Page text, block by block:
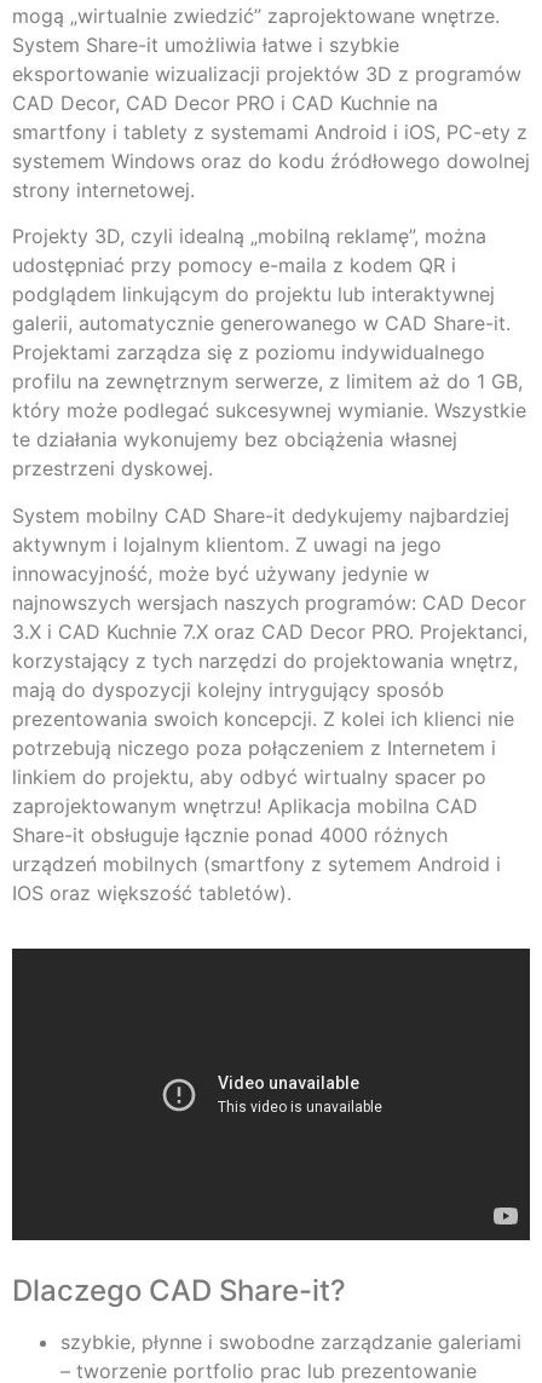
mogą „wirtualnie zwiedzić” zaprojektowane wnętrze.
System Share-it umożliwia łatwe i szybkie
eksportowanie wizualizacji projektów 3D z programów
CAD Decor, CAD Decor PRO i CAD Kuchnie na
smartfony i tablety z systemami Android i iOS, PC-ety z
systemem Windows oraz do kodu źródłowego dowolnej
strony internetowej.
Projekty 3D, czyli idealną „mobilną reklamę”, można
udostępniać przy pomocy e-maila z kodem QR i
podglądem linkującym do projektu lub interaktywnej
galerii, automatycznie generowanego w CAD Share-it.
Projektami zarządza się z poziomu indywidualnego
profilu na zewnętrznym serwerze, z limitem aż do 1 GB,
który może podlegać sukcesywnej wymianie. Wszystkie
te działania wykonujemy bez obciążenia własnej
przestrzeni dyskowej.
System mobilny CAD Share-it dedykujemy najbardziej
aktywnym i lojalnym klientom. Z uwagi na jego
innowacyjność, może być używany jedynie w
najnowszych wersjach naszych programów: CAD Decor
3.X i CAD Kuchnie 7.X oraz CAD Decor PRO. Projektanci,
korzystający z tych narzędzi do projektowania wnętrz,
mają do dyspozycji kolejny intrygujący sposób
prezentowania swoich koncepcji. Z kolei ich klienci nie
potrzebują niczego poza połączeniem z Internetem i
linkiem do projektu, aby odbyć wirtualny spacer po
zaprojektowanym wnętrzu! Aplikacja mobilna CAD
Share-it obsługuje łącznie ponad 4000 różnych
urządzeń mobilnych (smartfony z sytemem Android i
IOS oraz większość tabletów).
Dlaczego CAD Share-it?
szybkie, płynne i swobodne zarządzanie galeriami
– tworzenie portfolio prac lub prezentowanie